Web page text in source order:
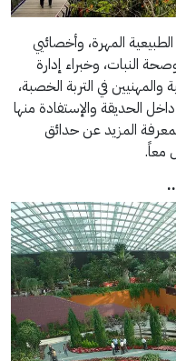
المهرة، وأخصائيي
النبات، وخبراء إدارة
في التربة الخصبة،
الحديقة والإستفادة منها
المزيد عن حدائق
معاً.